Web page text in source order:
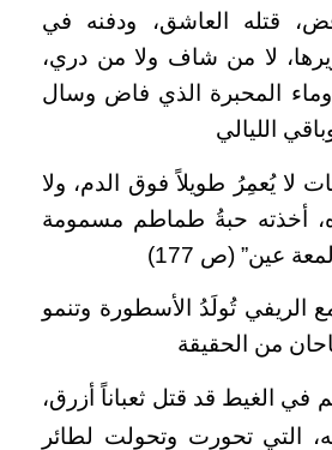
قتله العاشق، ودفنه في
لا من شاف ولا من دري،
وماء المحبرة الذي فاض وسال
الليالي
لا يُعمِرُ طويلاً فوق الدم، ولا
أخذته حبةُ طماطم مسمومة
عين” (ص 177)
الريفي تُولَدُ الأسطورة وتنمو
من الحقيقة
الغيط قد قتل ثعباناً أزرق،
التي تحورت وتحولت لطائر